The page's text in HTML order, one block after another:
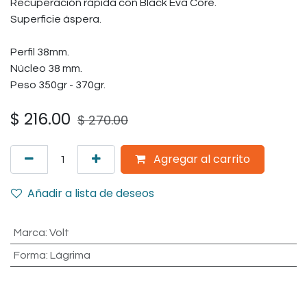
Recuperación rápida con Black Eva Core.
Superficie áspera.
Perfil 38mm.
Núcleo 38 mm.
Peso 350gr - 370gr.
$ 216.00 $270.00
Agregar al carrito
Añadir a lista de deseos
Marca: Volt
Forma: Lágrima